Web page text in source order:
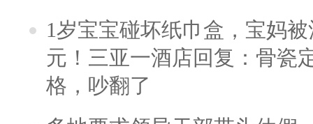
1岁宝宝碰坏纸巾盒，宝妈
元！三亚一酒店回复：骨瓷
格，吵翻了